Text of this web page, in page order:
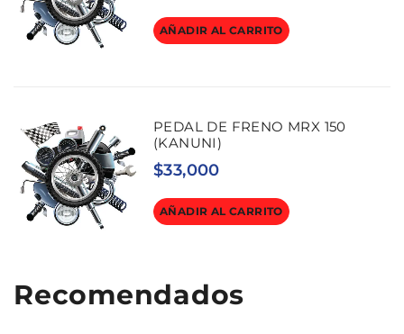
AÑADIR AL CARRITO
PEDAL DE FRENO MRX 150
(KANUNI)
$33,000
AÑADIR AL CARRITO
Recomendados